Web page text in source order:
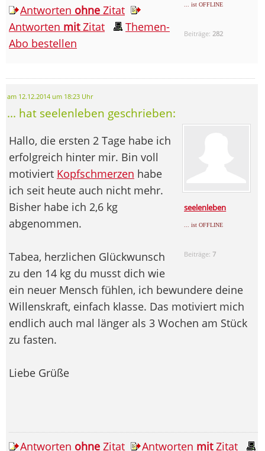
... ist OFFLINE
Beiträge: 282
Antworten ohne Zitat
Antworten mitZitat
Themen-
Abo bestellen
am 12.12.2014 um 18:23 Uhr
... hat seelenleben geschrieben:
seelenleben
... ist OFFLINE
Beiträge:7
Hallo, die ersten 2 Tage habe ich
erfolgreich hinter mir. Bin voll
motiviert Kopfschmerzen habe
ich seit heute auch nicht mehr.
Bisher habe ich 2,6 kg
abgenommen.
Tabea, herzlichen Glückwunsch
zu den 14 kg du musst dich wie
ein neuer Mensch fühlen, ich bewundere deine
Willenskraft, einfach klasse. Das motiviert mich
endlich auch mal länger als 3 Wochen am Stück
zu fasten.
Liebe Grüße
Antworten ohne Zitat Antworten mitZitat